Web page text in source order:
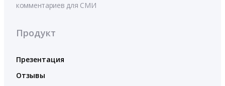
комментариев для СМИ
Продукт
Презентация
Отзывы